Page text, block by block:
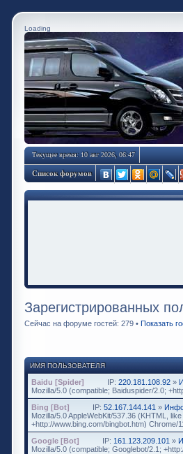
Loading
Текущее время: 10 авг 2026, 06:47
Список форумов
Зарегистрированных
Сейчас на форуме гостей: 279 • Показать
ИМЯ ПОЛЬЗОВАТЕЛЯ
Baidu [Spider] IP: 220.181.108.92 »
Mozilla/5.0 (compatible; Baiduspider/2.0;
Bing [Bot]
IP: 52.167.144.141 »
Mozilla/5.0 AppleWebKit/537.36 (KHTML,
+http://www.bing.com/bingbot.htm) Chrome/
Google [Bot]
IP: 161.123.209.101 »
Mozilla/5.0 (compatible; Googlebot/2.1;